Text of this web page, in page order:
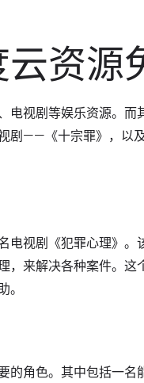
云资源
电视剧等娱乐资源。
剧——《十宗罪》，以
电视剧《犯罪心理》。
，来解决各种案件。
的角色。其中包括一